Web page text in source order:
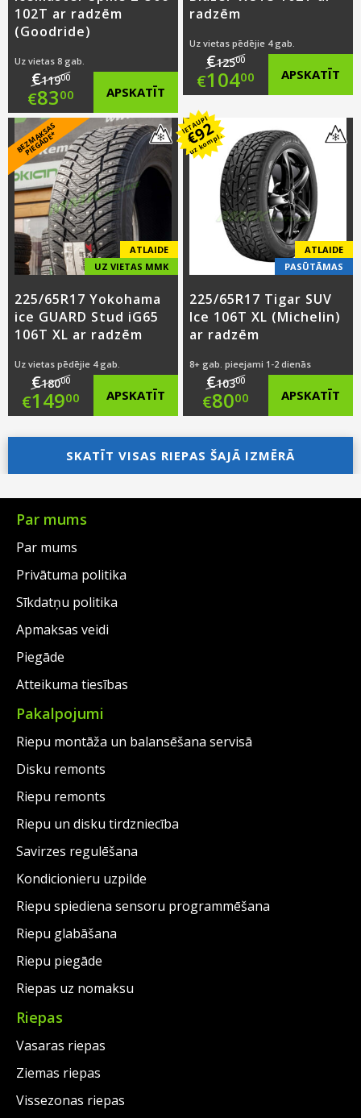
102T ar radzēm
(Goodride)
Uz vietas 8 gab.
€11900
Original
price
was:
€119.00.
€8300
Current
price
is:
€83.00.
APSKATĪT
radzēm
Uz vietas pēdējie 4 gab.
€12500
Original
was:
€125.00.
€10400
price
is:
€104.00.
APSKATĪT
B
E
Z
M
A
K
S
A
S
PI
E
G
Ā
D
E
*
ATLAIDE
UZ VIETAS MMK
225/65R17 Yokohama
ice GUARD Stud iG65
106T XL ar radzēm
Uz vietas pēdējie 4 gab.
€18000
Original
price
was:
€180.00.
€14900
Current
price
is:
€149.00.
APSKATĪT
IETAUPI
€92
uz kompl.
ATLAIDE
PASŪTĀMAS
225/65R17 Tigar SUV
Ice 106T XL (Michelin)
ar radzēm
8+ gab. pieejami 1-2 dienās
€10300
Original
price
was:
€103.00.
€8000
Current
price
is:
APSKATĪT
SKATĪT VISAS RIEPAS ŠAJĀ IZMĒRĀ
Par mums
Par mums
Privātuma politika
Sīkdatņu politika
Apmaksas veidi
Piegāde
Atteikuma tiesības
Pakalpojumi
Riepu montāža un balansēšana servisā
Disku remonts
Riepu remonts
Riepu un disku tirdzniecība
Savirzes regulēšana
Kondicionieru uzpilde
Riepu spiediena sensoru programmēšana
Riepu glabāšana
Riepu piegāde
Riepas uz nomaksu
Riepas
Vasaras riepas
Ziemas riepas
Vissezonas riepas